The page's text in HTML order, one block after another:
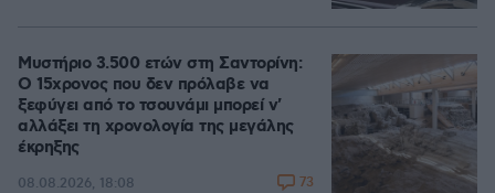
Μυστήριο 3.500 ετών στη Σαντορίνη:
Ο 15χρονος που δεν πρόλαβε να
ξεφύγει από το τσουνάμι μπορεί ν'
αλλάξει τη χρονολογία της μεγάλης
έκρηξης
08.08.2026, 18:08 73